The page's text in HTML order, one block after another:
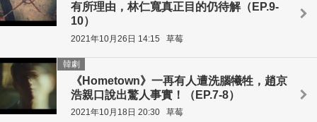
有所理由，林仁寬真正目的仍待解（EP.9-
10）
2021年10月26日 14:15 草莓
《Hometown》一再有人遭洗腦犧牲，趙京
浩親口說出驚人事實！（EP.7-8）
韓劇
2021年10月18日 20:30 草莓